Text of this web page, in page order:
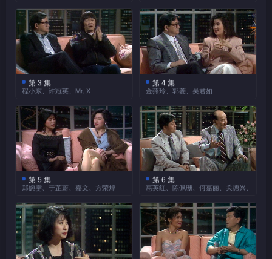
本集《零时话风情》分别
专访了著名歌手叶丽仪及香港
战地记者苏逸生。众所周知，
当年叶丽仪凭一曲<上海滩>走
红，但对于她在未红之前的种
种经历，观众又知道多少？叶
丽仪细谈当年放弃香港家庭，
独自勇闯英国发展，至走红后
寻获第二段婚姻的心路历程。
苏逸生走上战场採访俨如
胁，亦见尽战场上的悲欢离
合、生离死别，难怪得到比一
般人多的体会！一句“一定要
活著回来”的口号，不但燃亮
他的归家决心，亦展示了人生
的勇气，究竟战地记者的工作
如何“非一般”？且听苏逸生细
铭心的往事。
老牌影星林蛟入行多年，
演过无数电影、电视剧，更经
常亲身上阵，拍摄高难度动作
场面，当中有什么难忘演出？
多才多艺的林蛟，在戏行收纳
不少门生，与哪两位的师徒感
情最深厚？他还会细谈转行写
马经的原因及“睇马”心得。
影视制作人麦当雄的作品
外界以“男盗女娼”形容。今集
麦当雄大驾光临，竟被主持白
韵琴“大迫供”，先后被追问在
戏外戏内有心折磨女性的原因
和心理、“大男人”的定义、喜
欢与年轻女生交往的原因等
等。麦当雄坦言虽然开始过无
去爱的人！
前港姐蔡凯麟不但细谈参
选港姐后对模特儿工作的好处
及工作点滴，还偕同两位模特
儿送上泳装示范表演，观众岂
能错过！
第 3 集
程小东、许冠英、Mr. X
本集《零时话风情》请来
三位嘉宾，首先出场的是“爱
车之人”程小东。程小东在未
成为出色武术指导之前，已经
常改装、卖买汽车，他亦笑言
喜欢靓车多过靓女，现时他拥
有多少辆汽车？程小东因过度
爱车被狄龙嘲为“车奴”，究竟
“病情”有多严重？
接著，喜剧演员许冠英亮
执导电影的感受及拍摄时被哥
哥“搵笨”的难忘故事，趣味十
足。谈到哥哥与弟弟许冠杰的
演艺事业比自己出色，许冠英
坦言有压力，但为他们感到自
第 4 集
金燕玲、郭菱、吴君如
今集请来三位时代女性，
分别是爱情生活多采多姿的金
燕玲、已为人母的郭菱，及曾
十分喜爱“的士高”夜生活的吴
君如。金燕玲、郭菱率先大谈
对同居生活的看法，认为这种
生活模式能让女性得到更大自
由度，去享受婚姻生活。金燕
玲、郭菱及主持白韵琴又可会
认同一纸婚书是责任的保证？
接著，吴君如大谈当年醉
一次被醉酒男士骚扰的经历，
并大爆曾志伟、刘嘉玲、曾华
倩、梅艳芳等多位艺人醉酒后
的百态，为喜好打听娱乐消息
的观众，送上绘声绘影的精彩
第 5 集
郑婉雯、于芷蔚、嘉文、方荣焯
今集以色情为主题，请来
艳情片女角郑婉雯、于芷蔚、
色情片推广人员嘉文及三级
“夜报”始创人方荣焯四位嘉
宾，深入探讨多个与色情有关
第 6 集
惠英红、陈佩珊、何嘉丽、关德兴、黎永强
本集《零时话风情》请来
影星惠英红、陈佩珊、前电台
DJ何嘉丽、关德兴与徒弟黎永
强，分别畅谈拍摄武打片辛
酸、主持电台节目点滴、驱邪